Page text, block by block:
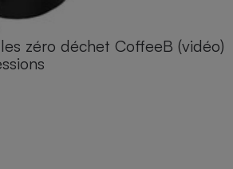
zéro déchet CoffeeB (vidéo)